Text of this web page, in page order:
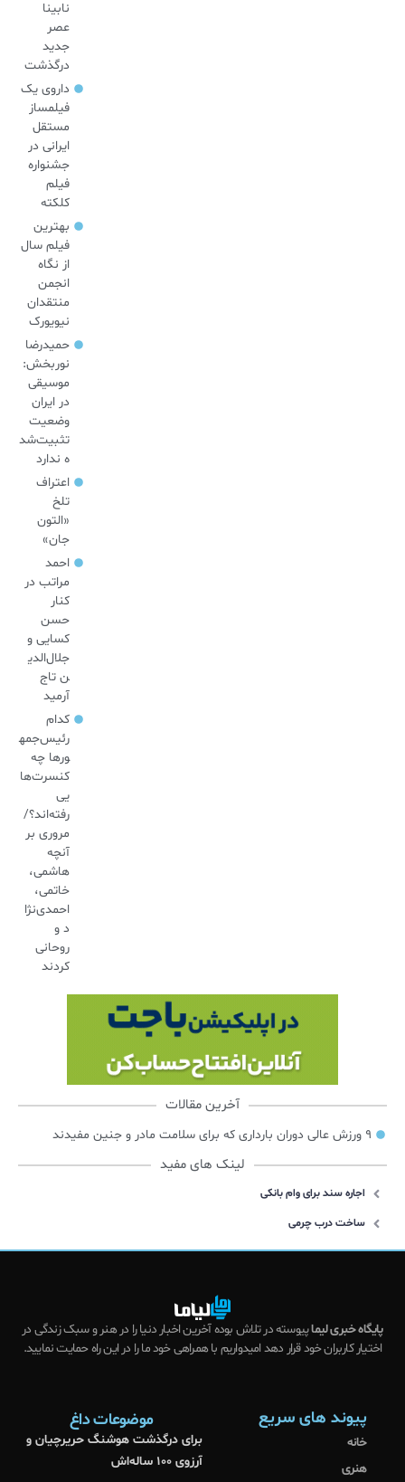
نابینا
عصر
جدید
درگذشت
داروی یک
فیلمساز
مستقل
ایرانی در
جشنواره
فیلم
کلکته
بهترین
فیلم سال
از نگاه
انجمن
منتقدان
نیویورک
حمیدرضا
نوربخش:
موسیقی
در ایران
وضعیت
تثبیت‌شد
ه ندارد
اعتراف
تلخ
«التون
جان»
احمد
مراتب در
کنار
حسن
کسایی و
جلال‌الدی
ن تاج
آرمید
کدام
رئیس‌جمه
ورها چه
کنسرت‌ها
یی
رفته‌اند؟/
مروری بر
آنچه
هاشمی،
خاتمی،
احمدی‌نژا
د و
روحانی
کردند
آخرین مقالات
۹ ورزش عالی دوران بارداری که برای سلامت مادر و جنین مفیدند
لینک های مفید
اجاره سند برای وام بانکی
ساخت درب چرمی
پایگاه خبری لیماپیوسته در تلاش بوده آخرین اخبار دنیا را در هنر و سبک زندگی در
اختیار کاربران خود قرار دهد امیدواریم با همراهی خود ما را در این راه حمایت نمایید.
پیوند های سریع
خانه
هنری
موضوعات داغ
برای درگذشت هوشنگ حریرچیان و
آرزوی ۱۰۰ ساله‌اش